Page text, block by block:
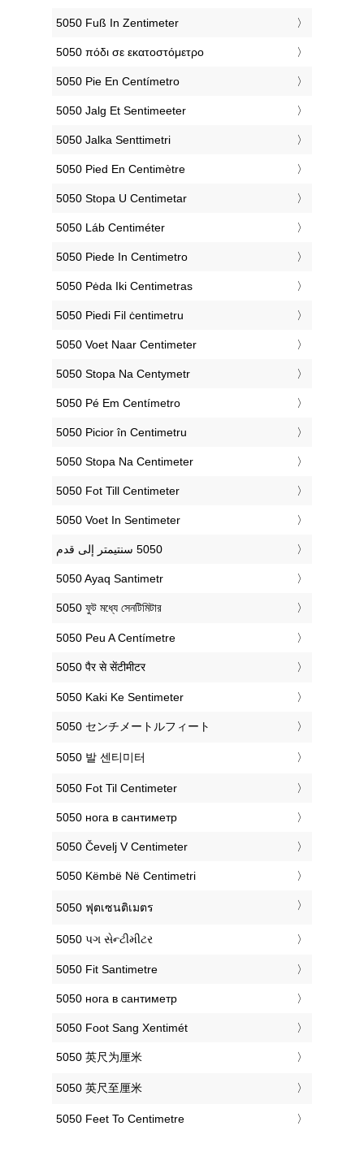
‎5050 Fuß In Zentimeter
‎5050 πόδι σε εκατοστόμετρο
‎5050 Pie En Centímetro
‎5050 Jalg Et Sentimeeter
‎5050 Jalka Senttimetri
‎5050 Pied En Centimètre
‎5050 Stopa U Centimetar
‎5050 Láb Centiméter
‎5050 Piede In Centimetro
‎5050 Pėda Iki Centimetras
‎5050 Piedi Fil ċentimetru
‎5050 Voet Naar Centimeter
‎5050 Stopa Na Centymetr
‎5050 Pé Em Centímetro
‎5050 Picior în Centimetru
‎5050 Stopa Na Centimeter
‎5050 Fot Till Centimeter
‎5050 Voet In Sentimeter
‎5050 Ayaq Santimetr
‎5050 ফুট মধ্যে সেনটিমিটার
‎5050 Peu A Centímetre
‎5050 पैर से सेंटीमीटर
‎5050 Kaki Ke Sentimeter
‎5050 センチメートルフィート
‎5050 발 센티미터
‎5050 Fot Til Centimeter
‎5050 нога в сантиметр
‎5050 Čevelj V Centimeter
‎5050 Këmbë Në Centimetri
‎5050 ฟุตเซนติเมตร
‎5050 પગ સેન્ટીમીટર
‎5050 Fit Santimetre
‎5050 нога в сантиметр
‎5050 Foot Sang Xentimét
‎5050 英尺为厘米
‎5050 英尺至厘米
‎5050 Feet To Centimetre